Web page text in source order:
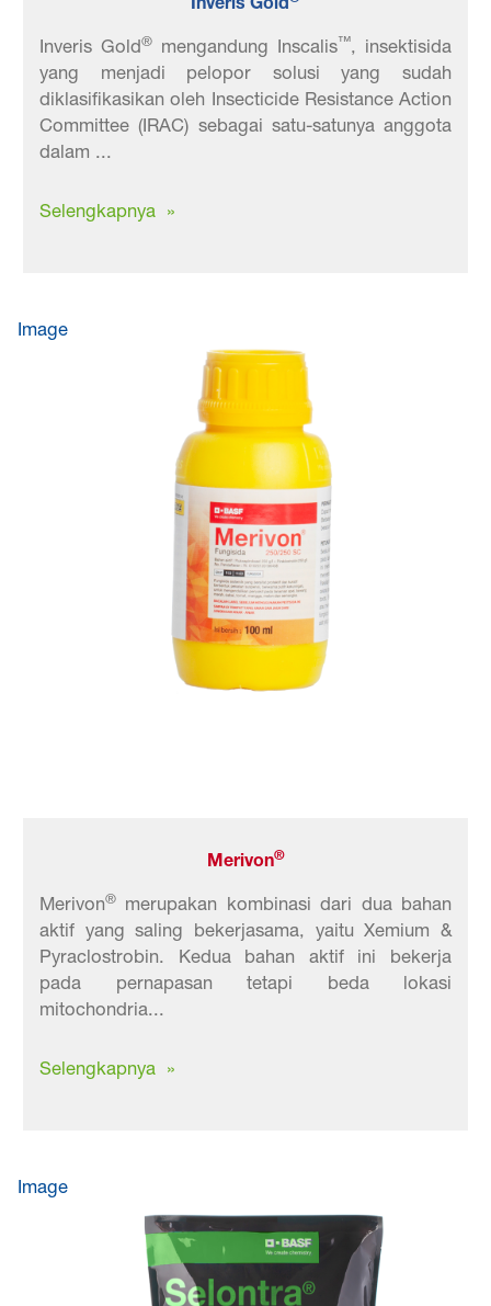
Inveris Gold® mengandung Inscalis™, insektisida
yang menjadi pelopor solusi yang sudah
diklasifikasikan oleh Insecticide Resistance Action
Committee (IRAC) sebagai satu-satunya anggota
dalam ...
Selengkapnya »
Image
Merivon®
Merivon® merupakan kombinasi dari dua bahan
aktif yang saling bekerjasama, yaitu Xemium &
Pyraclostrobin. Kedua bahan aktif ini bekerja
pada pernapasan tetapi beda lokasi
mitochondria...
Selengkapnya »
Image